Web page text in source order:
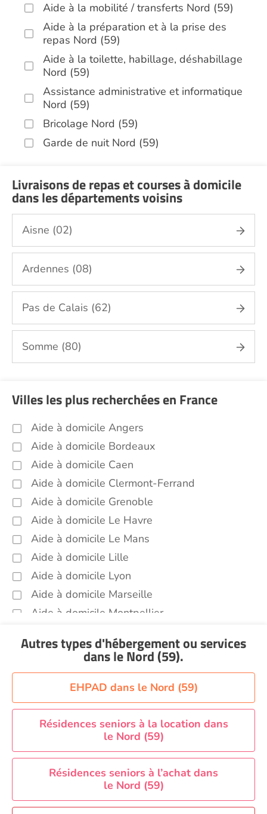
Aide à la mobilité / transferts Nord (59)
Aide à la préparation et à la prise des
repas Nord (59)
Aide à la toilette, habillage, déshabillage
Nord (59)
Assistance administrative et informatique
Nord (59)
Bricolage Nord (59)
Garde de nuit Nord (59)
Infirmiers Nord (59)
Jardinage Nord (59)
Aide aux courses Nord (59)
Entretien du cadre de vie, ménage,
repassage, gestion du linge Nord (59)
Portage de repas Nord (59)
Sorties (promenades, rendez-vous
médicaux...) Nord (59)
Promenade animaux de compagnie Nord
(59)
Soins esthétiques Nord (59)
Voir toutes les aides à domicile dans le Nord (59)
Livraisons de repas et courses à domicile
dans les départements voisins
Aisne (02)
Ardennes (08)
Pas de Calais (62)
Somme (80)
Villes les plus recherchées en France
Aide à domicile Angers
Aide à domicile Bordeaux
Aide à domicile Caen
Aide à domicile Clermont-Ferrand
Aide à domicile Grenoble
Aide à domicile Le Havre
Aide à domicile Le Mans
Aide à domicile Lille
Aide à domicile Lyon
Aide à domicile Marseille
Aide à domicile Montpellier
Aide à domicile Nice
Aide à domicile Orléans
Aide à domicile Paris
Aide à domicile Perpignan
Aide à domicile Rennes
Aide à domicile Saint-Etienne
Aide à domicile Toulouse
Recherche par ville
Autres types d'hébergement ou services
dans le Nord (59).
EHPAD dans le Nord (59)
Résidences seniors à la location dans
le Nord (59)
Résidences seniors à l’achat dans
le Nord (59)